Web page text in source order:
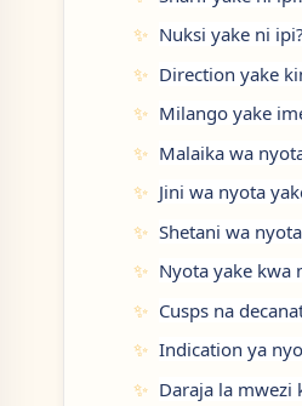
Nuksi yake ni ipi?
Direction yake
Milango yake
Malaika wa
Jini wa nyota
Shetani wa
Nyota yake kwa
Cusps na
Indication ya
Daraja la mwezi